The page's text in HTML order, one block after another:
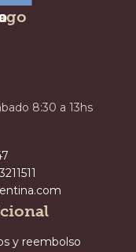
8:30 a 13hs
y reembolso